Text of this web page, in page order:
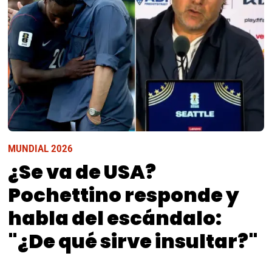
MUNDIAL 2026
¿Se va de USA?
Pochettino responde y
habla del escándalo:
"¿De qué sirve insultar?"